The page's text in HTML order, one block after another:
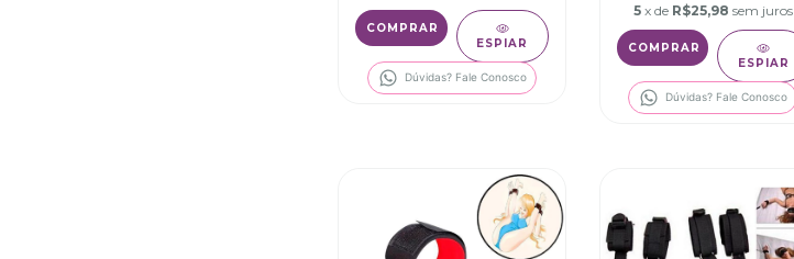
ESPIAR
Dúvidas? Fale Conosco
5 x de R$25,98 sem juros
ESPIAR
Dúvidas? Fale Conosco